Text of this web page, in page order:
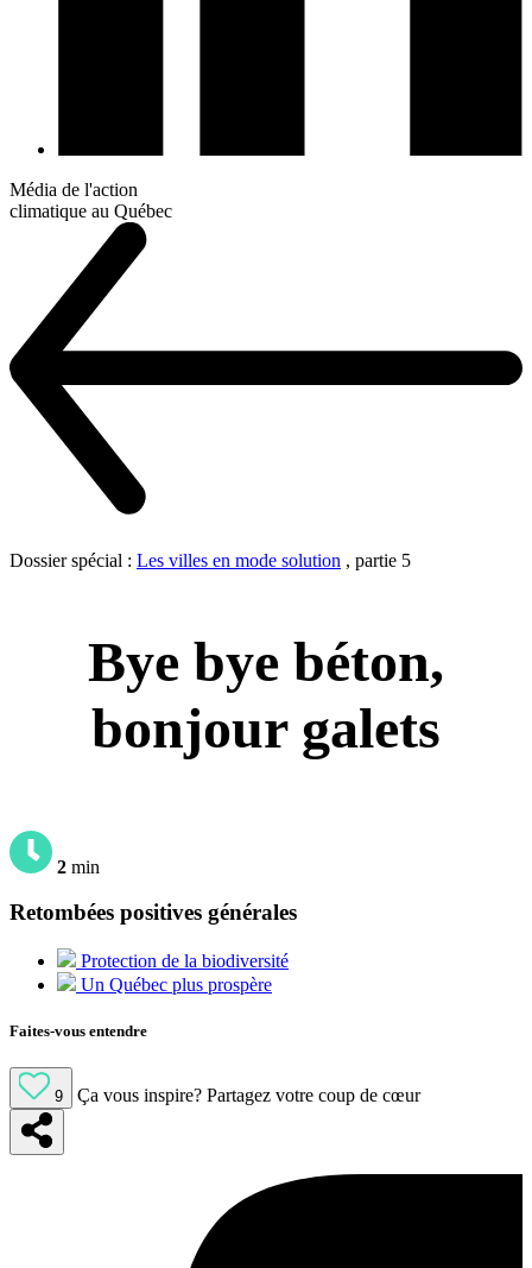
Média de l'action
climatique au Québec
Dossier spécial : Les villes en mode solution , partie 5
Bye bye béton,
bonjour galets
2 min
Retombées positives générales
Protection de la biodiversité
Un Québec plus prospère
Faites-vous entendre
9 Ça vous inspire? Partagez votre coup de cœur